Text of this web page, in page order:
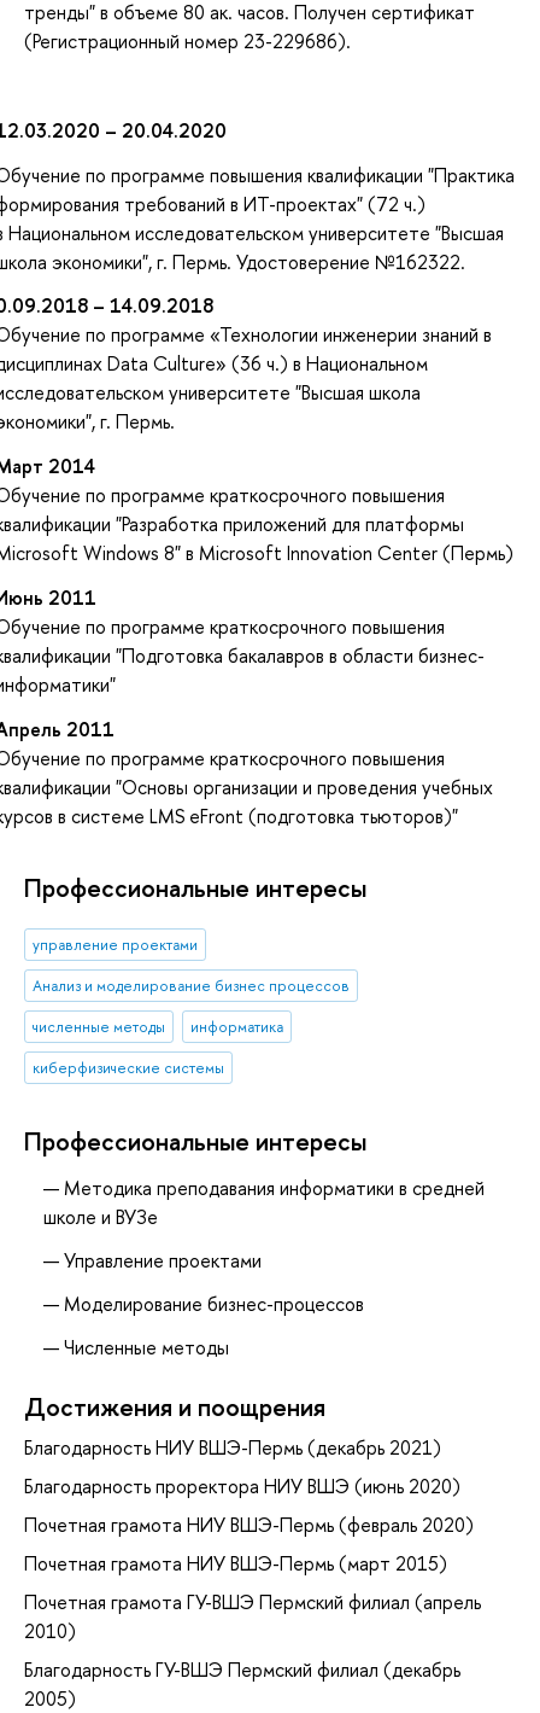
тренды" в объеме 80 ак. часов. Получен сертификат
(Регистрационный номер 23-229686).
– 20.04.2020
по программе повышения квалификации "Практика
требований в ИТ-проектах" (72 ч.)
Национальном исследовательском университете "Высшая
экономики", г. Пермь. Удостоверение №162322.
– 14.09.2018
по программе «Технологии инженерии знаний в
Data Culture» (36 ч.) в Национальном
университете "Высшая школа
г. Пермь.
2014
по программе краткосрочного повышения
"Разработка приложений для платформы
Windows 8" в Microsoft Innovation Center (Пермь)
2011
по программе краткосрочного повышения
"Подготовка бакалавров в области бизнес-
2011
по программе краткосрочного повышения
"Основы организации и проведения учебных
в системе LMS eFront (подготовка тьюторов)"
Профессиональные интересы
управление проектами
Анализ и моделирование бизнес процессов
численные методы
информатика
киберфизические системы
Профессиональные интересы
Методика преподавания информатики в средней
школе и ВУЗе
Управление проектами
Моделирование бизнес-процессов
Численные методы
Достижения и поощрения
Благодарность НИУ ВШЭ-Пермь (декабрь 2021)
Благодарность проректора НИУ ВШЭ (июнь 2020)
Почетная грамота НИУ ВШЭ-Пермь (февраль 2020)
Почетная грамота НИУ ВШЭ-Пермь (март 2015)
Почетная грамота ГУ-ВШЭ Пермский филиал (апрель
2010)
Благодарность ГУ-ВШЭ Пермский филиал (декабрь
2005)